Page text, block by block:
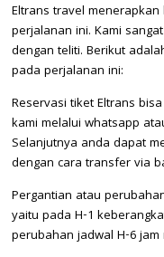
Eltrans travel
perjalanan ini. Kami
dengan teliti. Berikut
pada perjalanan ini:
Reservasi tiket Eltrans
kami melalui whatsapp
Selanjutnya anda dapat
dengan cara transfer via
Pergantian atau
yaitu pada H-1
perubahan jadwal H-6